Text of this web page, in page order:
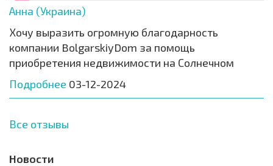
Анна (Украина)
Хочу выразить огромную благодарность
компании BolgarskiyDom за помощь
приобретения недвижимости на Солнечном
Подробнее 03-12-2024
Все отзывы
Новости